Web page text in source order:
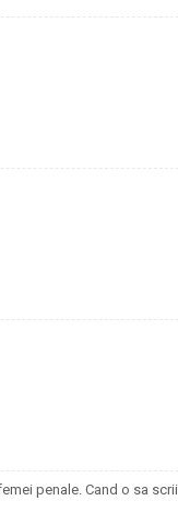
penale. Cand o sa scrii